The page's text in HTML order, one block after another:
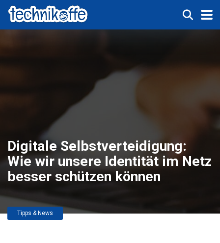
Digitale Selbstverteidigung:
Wie wir unsere Identität im Netz
besser schützen können
Tipps & News